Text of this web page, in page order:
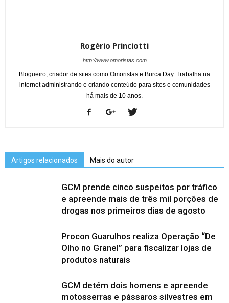
Rogério Princiotti
http://www.omoristas.com
Blogueiro, criador de sites como Omoristas e Burca Day. Trabalha na
internet administrando e criando conteúdo para sites e comunidades
há mais de 10 anos.
Artigos relacionados Mais do autor
GCM prende cinco suspeitos por tráfico
e apreende mais de três mil porções de
drogas nos primeiros dias de agosto
Procon Guarulhos realiza Operação “De
Olho no Granel” para fiscalizar lojas de
produtos naturais
GCM detém dois homens e apreende
motosserras e pássaros silvestres em